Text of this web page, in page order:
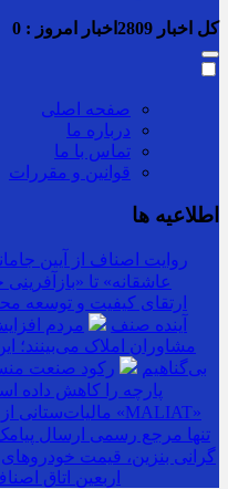
کل اخبار اخبار امروز : 0
صفحه اصلی
درباره ما
تماس با ما
قوانین و مقررات
اطلاعیه ها
روایت اصناف از آیین
عاشقانه» تا
ارتقای کیفیت و توسعه
آینده صنف
مردم
مشاوران املاک می‌بینند؛
بی‌گناهیم
رکود صنعت
پارچه را کاهش داده
مالیات‌ستانی
تنها مرجع رسمی ارسال
گرانی بنزین، قیمت خودروهای
اربعین اتاق